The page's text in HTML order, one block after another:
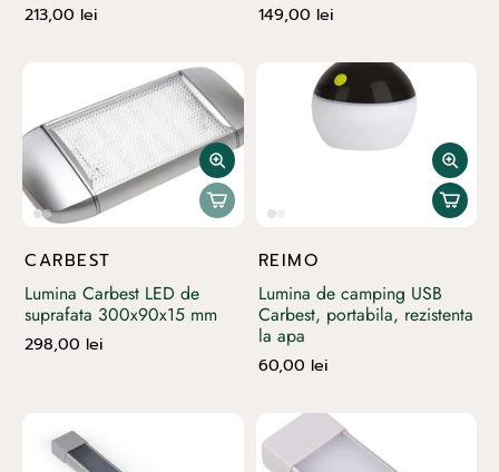
213,00 lei 149,00 lei
CARBEST
Lumina Carbest LED de
suprafata 300x90x15 mm
298,00 lei
REIMO
Lumina de camping USB
Carbest, portabila, rezistenta
la apa
60,00 lei